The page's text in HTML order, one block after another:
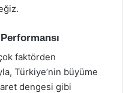
faktörden
Türkiye’nin büyüme
dengesi gibi